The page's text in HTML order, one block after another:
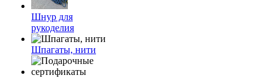
Шнур для
рукоделия
Шпагаты, нити